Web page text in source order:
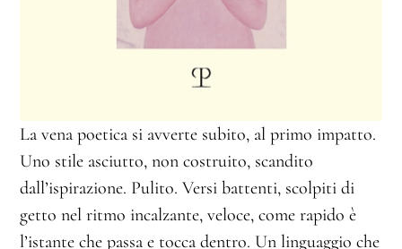
La vena poetica si avverte subito, al primo impatto.
Uno stile asciutto, non costruito, scandito
dall’ispirazione. Pulito. Versi battenti, scolpiti di
getto nel ritmo incalzante, veloce, come rapido è
l’istante che passa e tocca dentro. Un linguaggio che